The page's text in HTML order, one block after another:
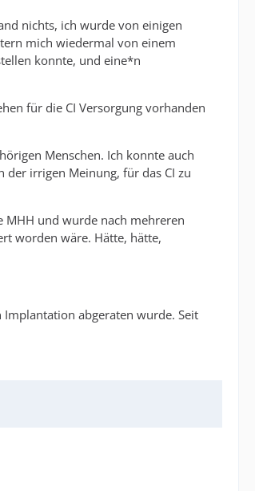
nichts, ich wurde von einigen
mich wiedermal von einem
konnte, und eine*n
für die CI Versorgung vorhanden
Menschen. Ich konnte auch
irrigen Meinung, für das CI zu
MHH und wurde nach mehreren
worden wäre. Hätte, hätte,
abgeraten wurde. Seit